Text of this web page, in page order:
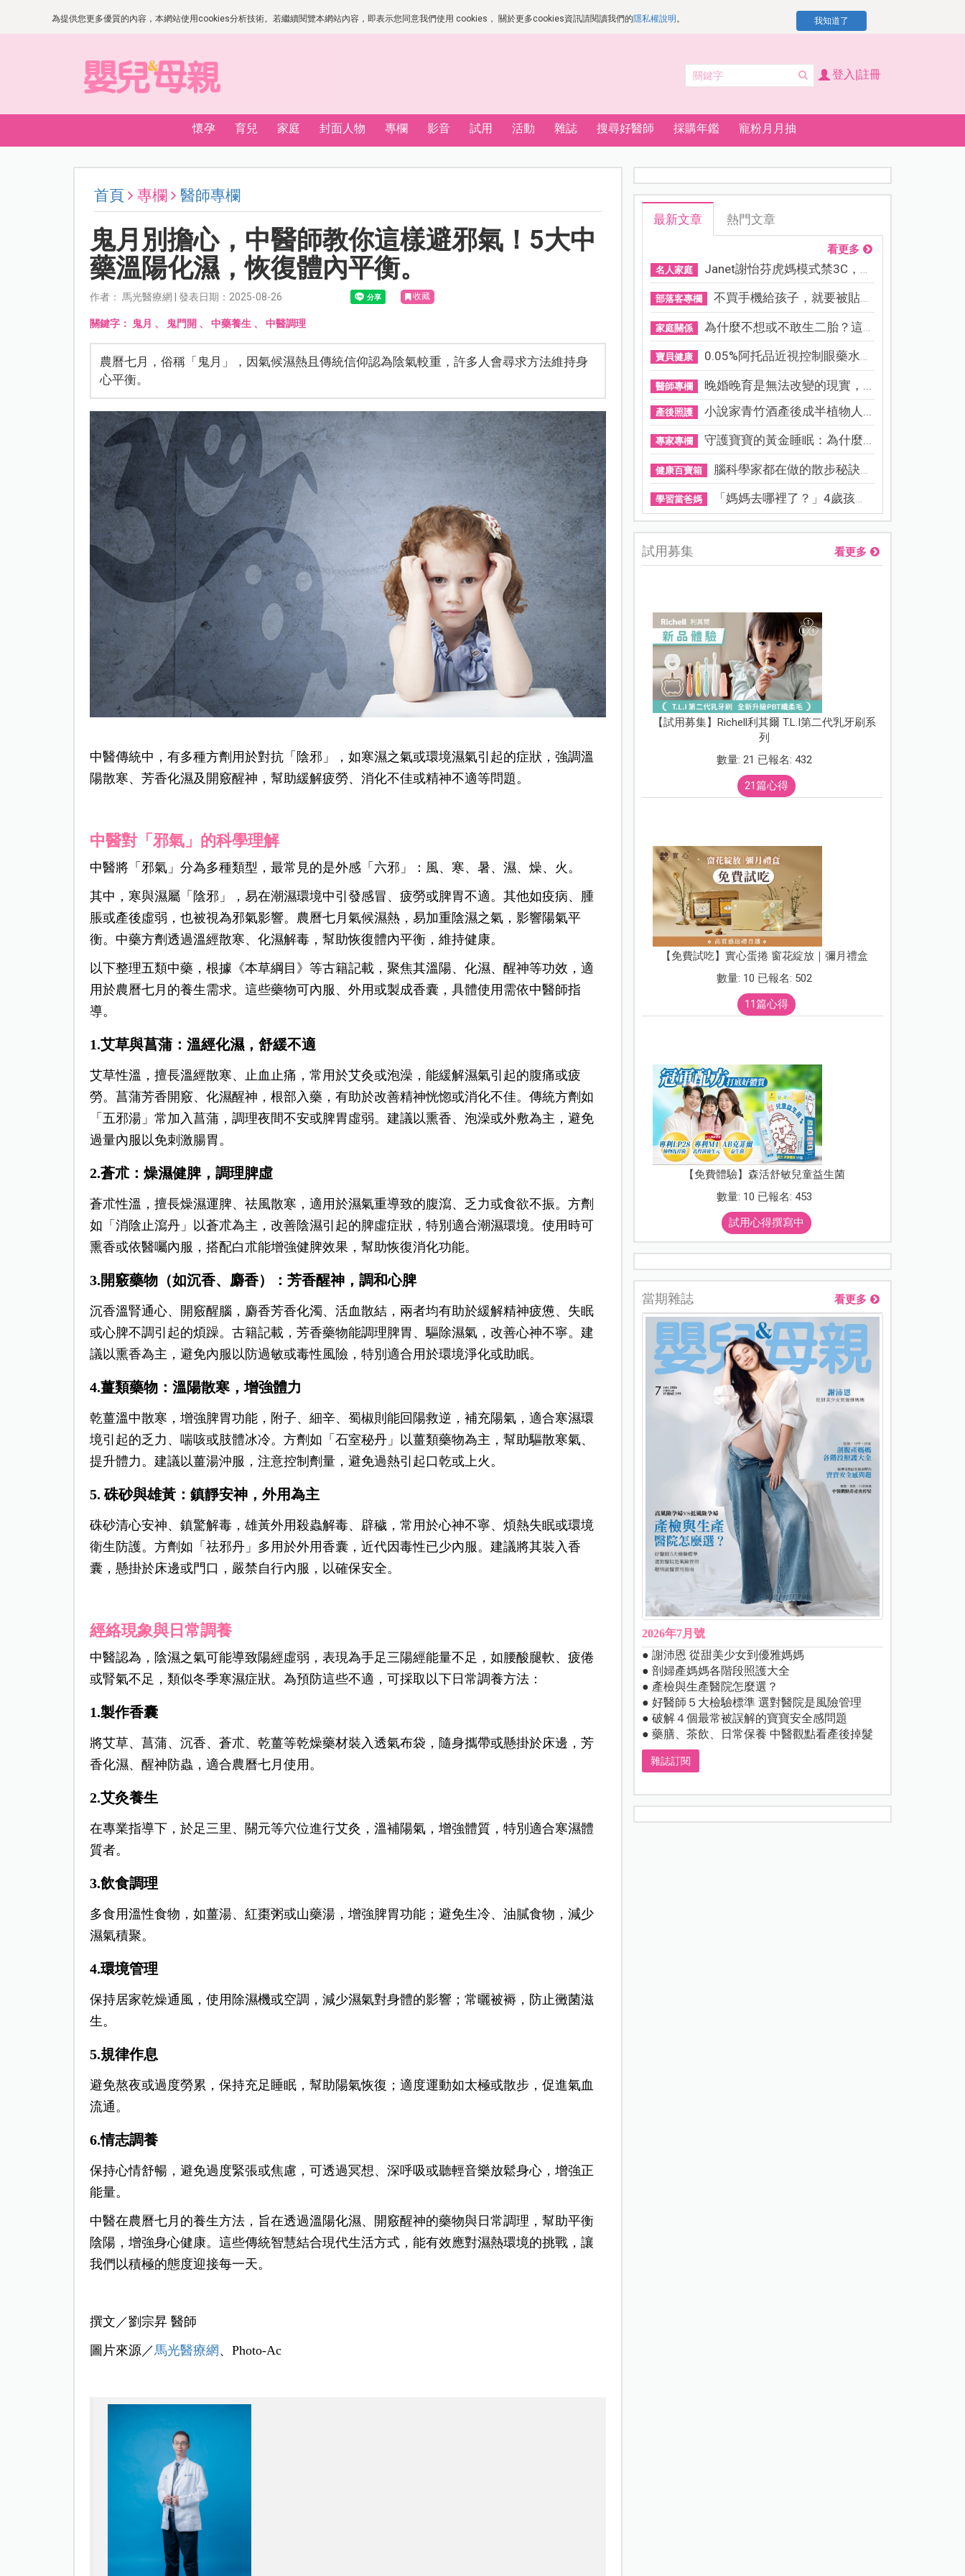
為提供您更多優質的內容，本網站使用cookies分析技術。若繼續閱覽本網站內容，即表示您同意我們使用 cookies， 關於更多cookies資訊請閱讀我們的隱私權說明 。 我知道了
登入|註冊
懷孕 育兒 家庭 封面人物 專欄 影音 試用 活動 雜誌 搜尋好醫師 採購年鑑 寵粉月月抽
首頁 專欄 醫師專欄
鬼月別擔心，中醫師教你這樣避邪氣！5大中
藥溫陽化濕，恢復體內平衡。
作者： 馬光醫療網 | 發表日期：2025-08-26 收藏
關鍵字： 鬼月 、 鬼門開 、 中藥養生 、 中醫調理
農曆七月，俗稱「鬼月」，因氣候濕熱且傳統信仰認為陰氣較重，許多人會尋求方法維持身
心平衡。
中醫傳統中，有多種方劑用於對抗「陰邪」，如寒濕之氣或環境濕氣引起的症狀，強調溫
陽散寒、芳香化濕及開竅醒神，幫助緩解疲勞、消化不佳或精神不適等問題。
中醫對「邪氣」的科學理解
中醫將「邪氣」分為多種類型，最常見的是外感「六邪」：風、寒、暑、濕、燥、火。
其中，寒與濕屬「陰邪」，易在潮濕環境中引發感冒、疲勞或脾胃不適。其他如疫病、腫
脹或產後虛弱，也被視為邪氣影響。農曆七月氣候濕熱，易加重陰濕之氣，影響陽氣平
衡。中藥方劑透過溫經散寒、化濕解毒，幫助恢復體內平衡，維持健康。
以下整理五類中藥，根據《本草綱目》等古籍記載，聚焦其溫陽、化濕、醒神等功效，適
用於農曆七月的養生需求。這些藥物可內服、外用或製成香囊，具體使用需依中醫師指
導。
1.艾草與菖蒲：溫經化濕，舒緩不適
艾草性溫，擅長溫經散寒、止血止痛，常用於艾灸或泡澡，能緩解濕氣引起的腹痛或疲
勞。菖蒲芳香開竅、化濕醒神，根部入藥，有助於改善精神恍惚或消化不佳。傳統方劑如
「五邪湯」常加入菖蒲，調理夜間不安或脾胃虛弱。建議以熏香、泡澡或外敷為主，避免
過量內服以免刺激腸胃。
2.蒼朮：燥濕健脾，調理脾虛
蒼朮性溫，擅長燥濕運脾、祛風散寒，適用於濕氣重導致的腹瀉、乏力或食欲不振。方劑
如「消陰止瀉丹」以蒼朮為主，改善陰濕引起的脾虛症狀，特別適合潮濕環境。使用時可
熏香或依醫囑內服，搭配白朮能增強健脾效果，幫助恢復消化功能。
3.開竅藥物（如沉香、麝香）：芳香醒神，調和心脾
沉香溫腎通心、開竅醒腦，麝香芳香化濁、活血散結，兩者均有助於緩解精神疲憊、失眠
或心脾不調引起的煩躁。古籍記載，芳香藥物能調理脾胃、驅除濕氣，改善心神不寧。建
議以熏香為主，避免內服以防過敏或毒性風險，特別適合用於環境淨化或助眠。
4.薑類藥物：溫陽散寒，增強體力
乾薑溫中散寒，增強脾胃功能，附子、細辛、蜀椒則能回陽救逆，補充陽氣，適合寒濕環
境引起的乏力、喘咳或肢體冰冷。方劑如「石室秘丹」以薑類藥物為主，幫助驅散寒氣、
提升體力。建議以薑湯沖服，注意控制劑量，避免過熱引起口乾或上火。
5. 硃砂與雄黃：鎮靜安神，外用為主
硃砂清心安神、鎮驚解毒，雄黃外用殺蟲解毒、辟穢，常用於心神不寧、煩熱失眠或環境
衛生防護。方劑如「祛邪丹」多用於外用香囊，近代因毒性已少內服。建議將其裝入香
囊，懸掛於床邊或門口，嚴禁自行內服，以確保安全。
經絡現象與日常調養
中醫認為，陰濕之氣可能導致陽經虛弱，表現為手足三陽經能量不足，如腰酸腿軟、疲倦
或腎氣不足，類似冬季寒濕症狀。為預防這些不適，可採取以下日常調養方法：
1.製作香囊
將艾草、菖蒲、沉香、蒼朮、乾薑等乾燥藥材裝入透氣布袋，隨身攜帶或懸掛於床邊，芳
香化濕、醒神防蟲，適合農曆七月使用。
2.艾灸養生
在專業指導下，於足三里、關元等穴位進行艾灸，溫補陽氣，增強體質，特別適合寒濕體
質者。
3.飲食調理
多食用溫性食物，如薑湯、紅棗粥或山藥湯，增強脾胃功能；避免生冷、油膩食物，減少
濕氣積聚。
4.環境管理
保持居家乾燥通風，使用除濕機或空調，減少濕氣對身體的影響；常曬被褥，防止黴菌滋
生。
5.規律作息
避免熬夜或過度勞累，保持充足睡眠，幫助陽氣恢復；適度運動如太極或散步，促進氣血
流通。
6.情志調養
保持心情舒暢，避免過度緊張或焦慮，可透過冥想、深呼吸或聽輕音樂放鬆身心，增強正
能量。
中醫在農曆七月的養生方法，旨在透過溫陽化濕、開竅醒神的藥物與日常調理，幫助平衡
陰陽，增強身心健康。這些傳統智慧結合現代生活方式，能有效應對濕熱環境的挑戰，讓
我們以積極的態度迎接每一天。
撰文／劉宗昇 醫師
圖片來源／馬光醫療網 、Photo-Ac
最新文章 熱門文章
看更多
名人家庭 Janet謝怡芬虎媽模式禁3C，看...
部落客專欄 不買手機給孩子，就要被貼「...
家庭關係 為什麼不想或不敢生二胎？這8...
寶貝健康 0.05%阿托品近視控制眼藥水納...
醫師專欄 晚婚晚育是無法改變的現實，...
產後照護 小說家青竹酒產後成半植物人...
專家專欄 守護寶寶的黃金睡眠：為什麼...
健康百寶箱 腦科學家都在做的散步秘訣！...
學習當爸媽 「媽媽去哪裡了？」4歲孩子還...
試用募集 看更多
【試用募集】Richell利其爾 T.L.I第二代乳牙刷系
列
數量: 21 已報名: 432
21篇心得
【免費試吃】實心蛋捲 窗花綻放｜彌月禮盒
數量: 10 已報名: 502
11篇心得
【免費體驗】森活舒敏兒童益生菌
數量: 10 已報名: 453
試用心得撰寫中
當期雜誌 看更多
2026年7月號
● 謝沛恩 從甜美少女到優雅媽媽
● 剖婦產媽媽各階段照護大全
● 產檢與生產醫院怎麼選？
● 好醫師５大檢驗標準 選對醫院是風險管理
● 破解４個最常被誤解的寶寶安全感問題
● 藥膳、茶飲、日常保養 中醫觀點看產後掉髮
雜誌訂閱